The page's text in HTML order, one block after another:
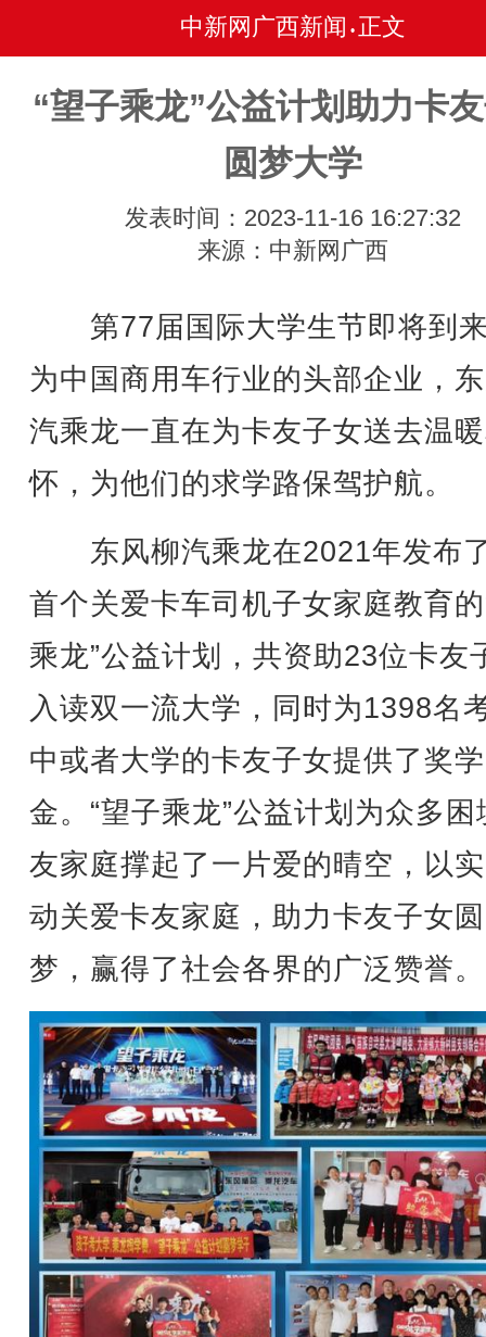
中新网广西新闻 • 正文
“望子乘龙”公益计划助力卡
圆梦大学
发表时间：2023-11-16 16:27:32
来源：中新网广西
第77届国际大学生节即将到
为中国商用车行业的头部企业，
汽乘龙一直在为卡友子女送去温
怀，为他们的求学路保驾护航。
东风柳汽乘龙在2021年发布
首个关爱卡车司机子女家庭教育
乘龙”公益计划，共资助23位卡友
入读双一流大学，同时为1398名
中或者大学的卡友子女提供了奖学
金。“望子乘龙”公益计划为众多困
友家庭撑起了一片爱的晴空，以
动关爱卡友家庭，助力卡友子女
梦，赢得了社会各界的广泛赞誉。